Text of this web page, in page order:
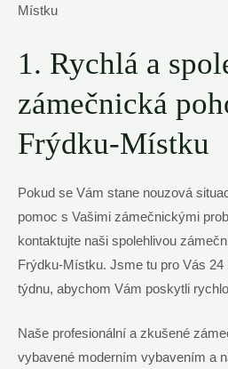
1. Rychlá a
zámečnická
Frýdku-Místku
Pokud se Vám stane nouzová
pomoc s Vašimi zámečnickými
kontaktujte naši spolehlivou
Frýdku-Místku. Jsme tu pro Vás 24
týdnu, abychom Vám poskytli
Naše profesionální a zkušené
vybavené moderním vybavením a